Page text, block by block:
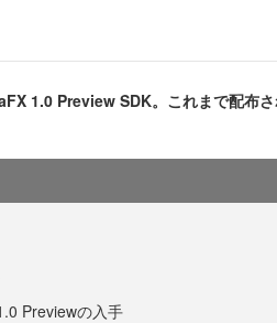
1.0 Preview SDK。これまで配布
Previewの入手